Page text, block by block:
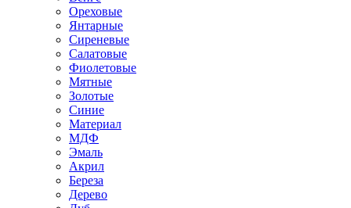
Ореховые
Янтарные
Сиреневые
Салатовые
Фиолетовые
Мятные
Золотые
Синие
Материал
МДФ
Эмаль
Акрил
Береза
Дерево